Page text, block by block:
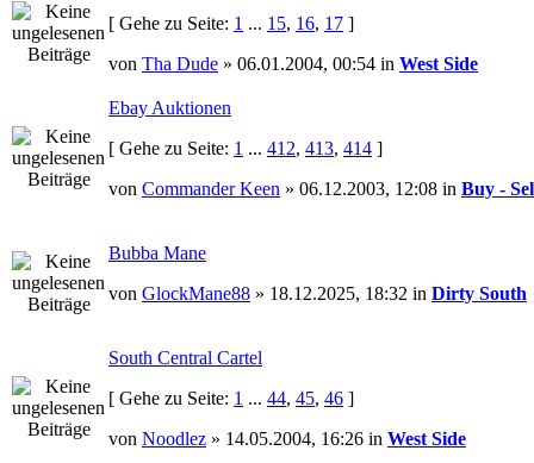
[ Gehe zu Seite: 1 ... 15, 16, 17 ]
von Tha Dude » 06.01.2004, 00:54 in West Side
Ebay Auktionen
[ Gehe zu Seite: 1 ... 412, 413, 414 ]
von Commander Keen » 06.12.2003, 12:08 in Buy -
Bubba Mane
von GlockMane88 » 18.12.2025, 18:32 in Dirty South
South Central Cartel
[ Gehe zu Seite: 1 ... 44, 45, 46 ]
von Noodlez » 14.05.2004, 16:26 in West Side